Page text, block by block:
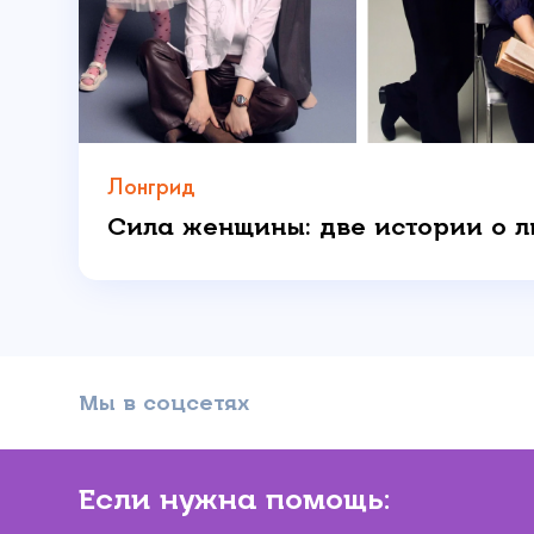
Лонгрид
Мы в соцсетях
Если нужна помощь:
Даю